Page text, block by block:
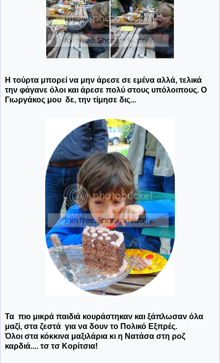
Η τούρτα μπορεί να μην άρεσε σε εμένα αλλά, τελικά
την φάγανε όλοι και άρεσε πολύ στους υπόλοιπους. Ο
Γιωργάκος μου δε, την τίμησε δις...
Τα πιο μικρά παιδιά κουράστηκαν και ξάπλωσαν όλα
μαζί, στα ζεστά για να δουν το Πολικό Εξπρές.
Όλοι στα κόκκινα μαξιλάρια κι η Νατάσα στη ροζ
καρδιά.... τσ τσ Κορίτσια!